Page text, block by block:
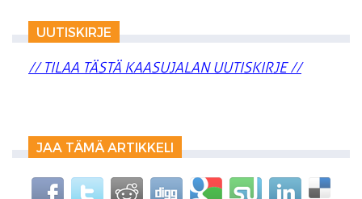
UUTISKIRJE
// TILAA TÄSTÄ KAASUJALAN UUTISKIRJE //
JAA TÄMÄ ARTIKKELI